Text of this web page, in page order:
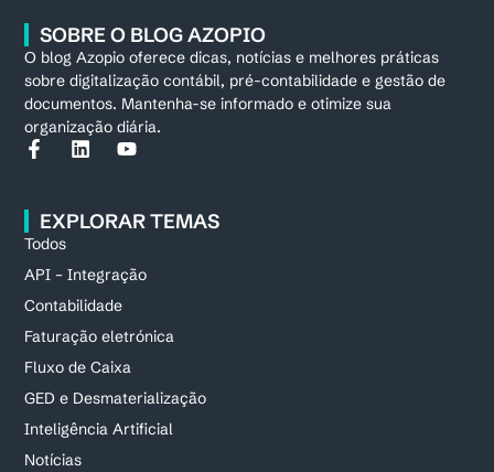
SOBRE O BLOG AZOPIO
O blog Azopio oferece dicas, notícias e melhores práticas
sobre digitalização contábil, pré-contabilidade e gestão de
documentos. Mantenha-se informado e otimize sua
organização diária.
EXPLORAR TEMAS
Todos
API – Integração
Contabilidade
Faturação eletrónica
Fluxo de Caixa
GED e Desmaterialização
Inteligência Artificial
Notícias